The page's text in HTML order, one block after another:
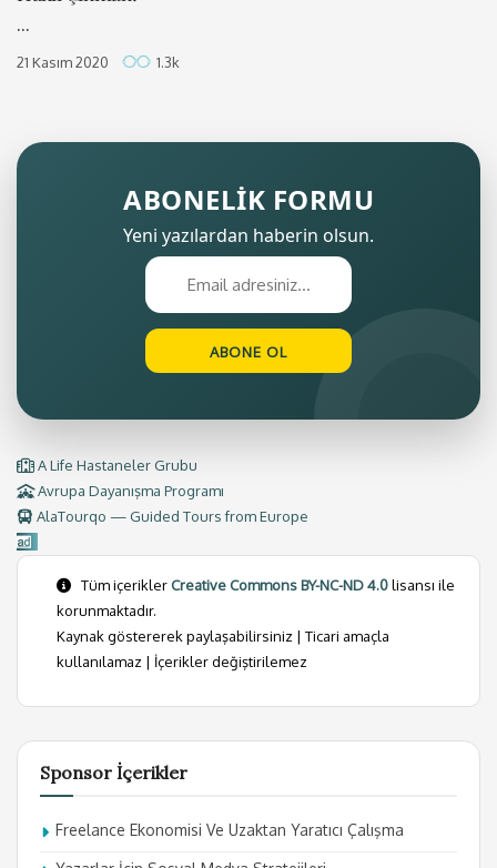
...
21 Kasım 2020 1.3k
ABONELİK FORMU
Yeni yazılardan haberin olsun.
A Life Hastaneler Grubu
Avrupa Dayanışma Programı
AlaTourqo — Guided Tours from Europe
Tüm içeriklerCreative Commons BY-NC-ND 4.0lisansı ile
korunmaktadır.
Kaynak göstererek paylaşabilirsiniz | Ticari amaçla
kullanılamaz | İçerikler değiştirilemez
Sponsor İçerikler
Freelance Ekonomisi Ve Uzaktan Yaratıcı Çalışma